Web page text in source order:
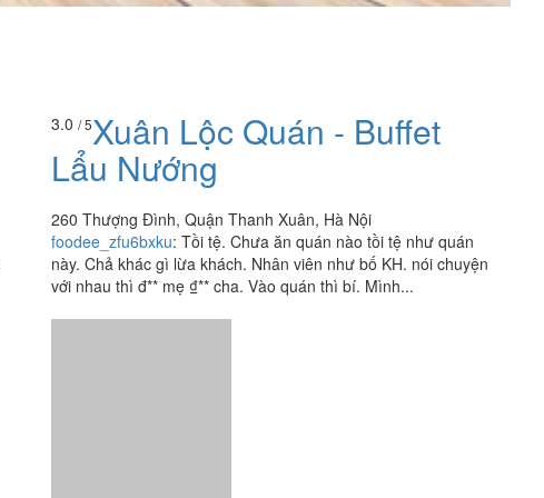
3.0 / 5Xuân Lộc Quán - Buffet
Lẩu Nướng
260 Thượng Đình, Quận Thanh Xuân, Hà Nội
foodee_zfu6bxku: Tồi tệ. Chưa ăn quán nào tồi tệ như quán
này. Chả khác gì lừa khách. Nhân viên như bố KH. nói chuyện
với nhau thì đ** mẹ ₫** cha. Vào quán thì bí. Mình...